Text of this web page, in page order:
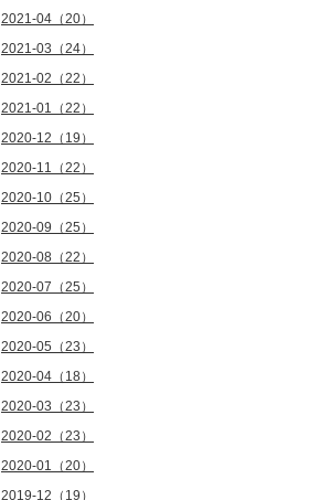
2021-04（20）
2021-03（24）
2021-02（22）
2021-01（22）
2020-12（19）
2020-11（22）
2020-10（25）
2020-09（25）
2020-08（22）
2020-07（25）
2020-06（20）
2020-05（23）
2020-04（18）
2020-03（23）
2020-02（23）
2020-01（20）
2019-12（19）